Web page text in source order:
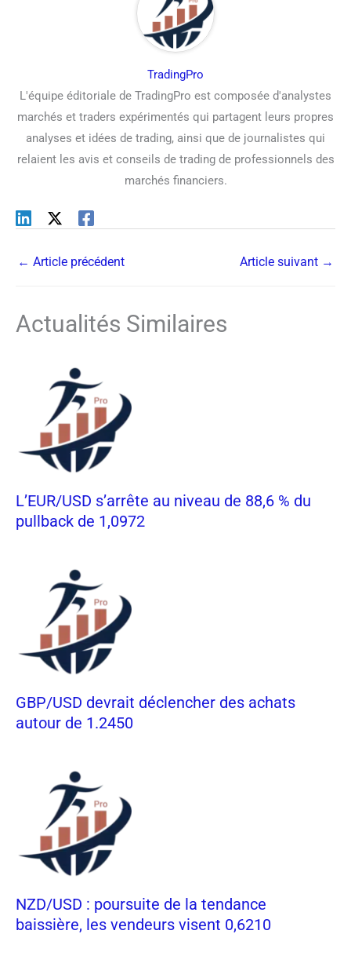
TradingPro
L'équipe éditoriale de TradingPro est composée d'analystes
marchés et traders expérimentés qui partagent leurs propres
analyses et idées de trading, ainsi que de journalistes qui
relaient les avis et conseils de trading de professionnels des
marchés financiers.
← Article précédent Article suivant →
Actualités Similaires
L’EUR/USD s’arrête au niveau de 88,6 % du
pullback de 1,0972
GBP/USD devrait déclencher des achats
autour de 1.2450
NZD/USD : poursuite de la tendance
baissière, les vendeurs visent 0,6210